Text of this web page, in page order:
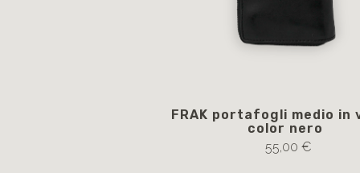
FRAK portafogli medio in
color nero
55,00 €